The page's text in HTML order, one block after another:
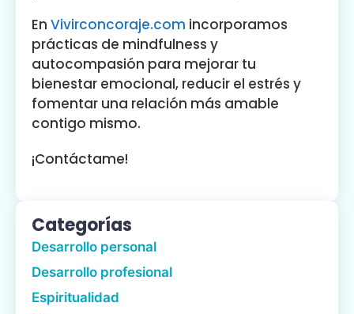
En Vivirconcoraje.com incorporamos
prácticas de mindfulness y
autocompasión para mejorar tu
bienestar emocional, reducir el estrés y
fomentar una relación más amable
contigo mismo.
¡Contáctame!
Categorías
Desarrollo personal
Desarrollo profesional
Espiritualidad